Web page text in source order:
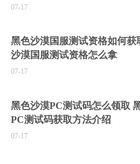
07-17
黑色沙漠国服测试资格如何获
沙漠国服测试资格怎么拿
07-17
黑色沙漠PC测试码怎么领取
PC测试码获取方法介绍
07-17